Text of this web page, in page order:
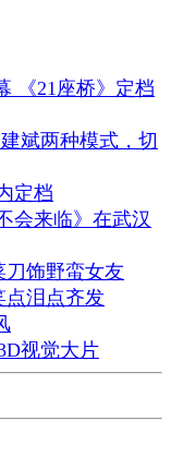
《21座桥》定档
斌两种模式，切
定档
会来临》在武汉
刀饰野蛮女友
点泪点齐发
视觉大片